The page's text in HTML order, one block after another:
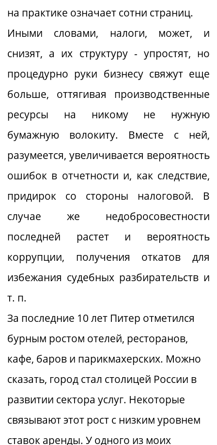
на практике означает сотни страниц.
Иными словами, налоги, может, и
снизят, а их структуру - упростят, но
процедурно руки бизнесу свяжут еще
больше, оттягивая производственные
ресурсы на никому не нужную
бумажную волокиту. Вместе с ней,
разумеется, увеличивается вероятность
ошибок в отчетности и, как следствие,
придирок со стороны налоговой. В
случае же недобросовестности
последней растет и вероятность
коррупции, получения откатов для
избежания судебных разбирательств и
т. п.
За последние 10 лет Питер отметился
бурным ростом отелей, ресторанов,
кафе, баров и парикмахерских. Можно
сказать, город стал столицей России в
развитии сектора услуг. Некоторые
связывают этот рост с низким уровнем
ставок аренды. У одного из моих